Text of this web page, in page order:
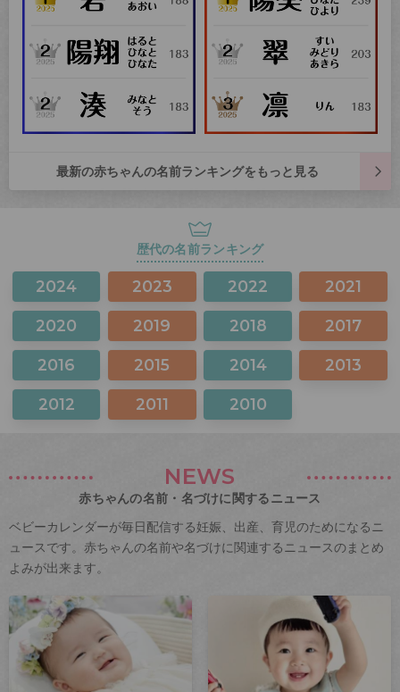
最新の赤ちゃんの名前ランキングをもっと見る
歴代の名前ランキング
2024 2023 2022 2021
2020 2019 2018 2017
2016 2015 2014 2013
2012 2011 2010
NEWS
赤ちゃんの名前・名づけに関するニュース
ベビーカレンダーが毎日配信する妊娠、出産、育児のためになるニ
ュースです。赤ちゃんの名前や名づけに関連するニュースのまとめ
よみが出来ます。